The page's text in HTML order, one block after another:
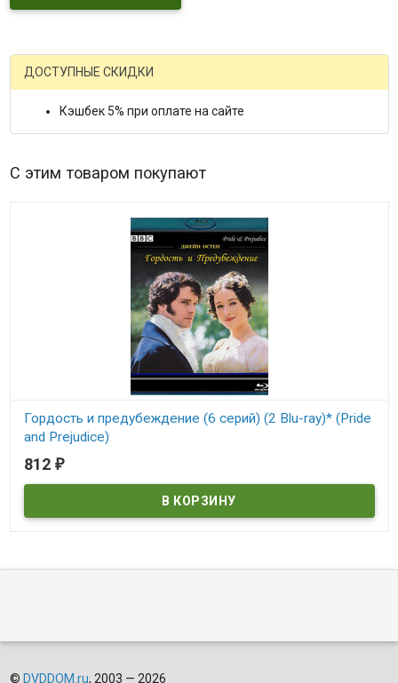
ДОСТУПНЫЕ СКИДКИ
Кэшбек 5% при оплате на сайте
С этим товаром покупают
Гордость и предубеждение (6 серий) (2 Blu-ray)* (Pride
and Prejudice)
В наличии
812 ₽
© DVDDOM.ru, 2003 — 2026